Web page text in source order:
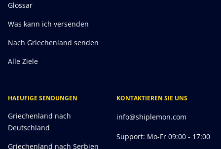
Glossar
Was kann ich versenden
Nach Griechenland senden
Alle Ziele
HAEUFIGE SENDUNGEN
Griechenland nach
Deutschland
Griechenland nach Serbien
KONTAKTIEREN SIE UNS
info@shiplemon.com
Support: Mo-Fr 09:00 - 17:00